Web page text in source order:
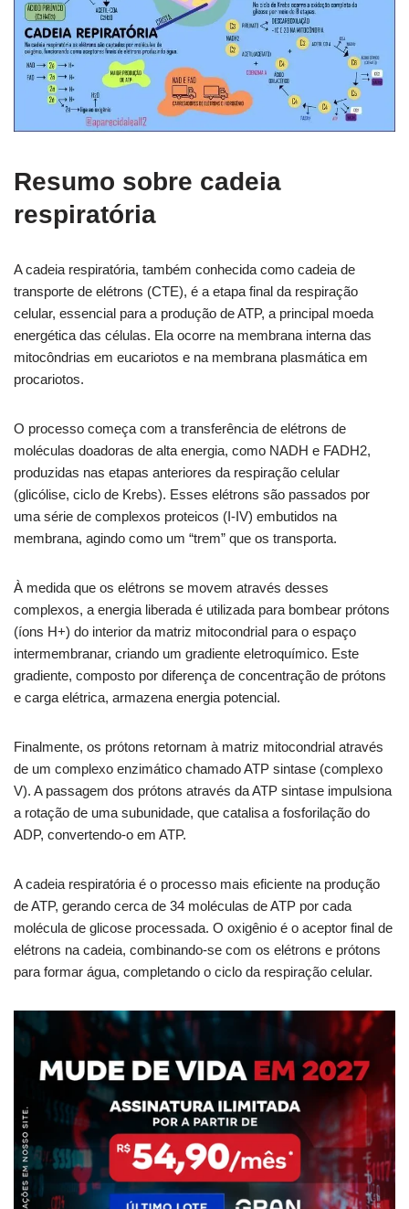
Resumo sobre cadeia
respiratória
A cadeia respiratória, também conhecida como cadeia de
transporte de elétrons (CTE), é a etapa final da respiração
celular, essencial para a produção de ATP, a principal moeda
energética das células. Ela ocorre na membrana interna das
mitocôndrias em eucariotos e na membrana plasmática em
procariotos.
O processo começa com a transferência de elétrons de
moléculas doadoras de alta energia, como NADH e FADH2,
produzidas nas etapas anteriores da respiração celular
(glicólise, ciclo de Krebs). Esses elétrons são passados por
uma série de complexos proteicos (I-IV) embutidos na
membrana, agindo como um “trem” que os transporta.
À medida que os elétrons se movem através desses
complexos, a energia liberada é utilizada para bombear prótons
(íons H+) do interior da matriz mitocondrial para o espaço
intermembranar, criando um gradiente eletroquímico. Este
gradiente, composto por diferença de concentração de prótons
e carga elétrica, armazena energia potencial.
Finalmente, os prótons retornam à matriz mitocondrial através
de um complexo enzimático chamado ATP sintase (complexo
V). A passagem dos prótons através da ATP sintase impulsiona
a rotação de uma subunidade, que catalisa a fosforilação do
ADP, convertendo-o em ATP.
A cadeia respiratória é o processo mais eficiente na produção
de ATP, gerando cerca de 34 moléculas de ATP por cada
molécula de glicose processada. O oxigênio é o aceptor final de
elétrons na cadeia, combinando-se com os elétrons e prótons
para formar água, completando o ciclo da respiração celular.